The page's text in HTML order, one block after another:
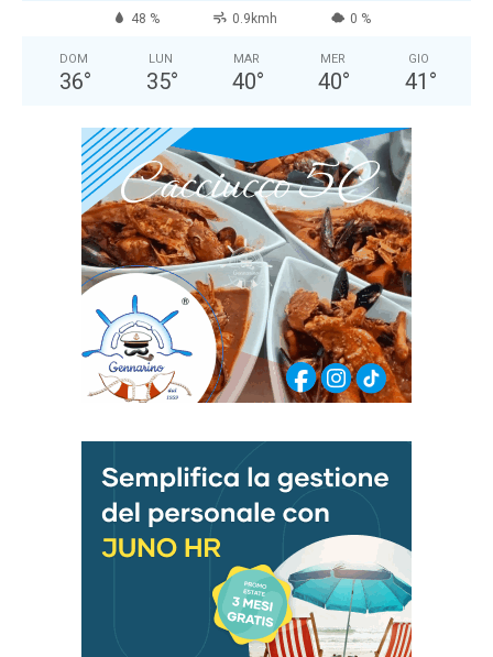
48 % 0.9kmh 0 %
DOM
36°
LUN
35°
MAR
40°
MER
40°
GIO
41 °